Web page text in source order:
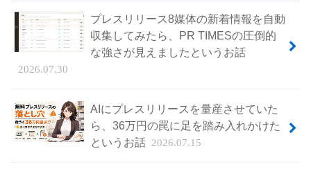
プレスリリース8媒体の新着情報を自動
収集してみたら、PR TIMESの圧倒的
な強さが見えましたというお話
2026.07.30
AIにプレスリリースを量産させていた
ら、36万円の罠に足を踏み入れかけた
というお話 2026.07.15